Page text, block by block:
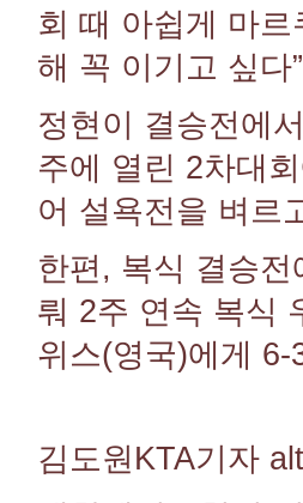
회 때 아쉽게 마
해 꼭 이기고 싶다
정현이 결승전에
주에 열린 2차대
어 설욕전을 벼르
한편, 복식 결승
뤄 2주 연속 복식
위스(영국)에게
김도원KTA기자